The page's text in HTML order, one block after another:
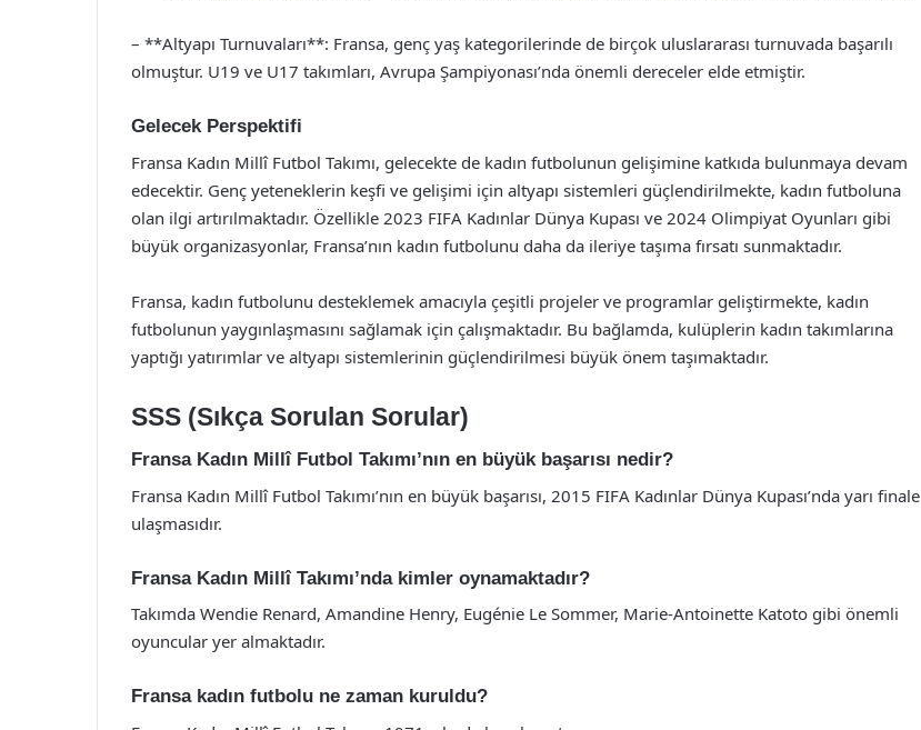
– **Altyapı Turnuvaları**: Fransa, genç yaş kategorilerinde de birçok uluslararası turnuvada başarılı
olmuştur. U19 ve U17 takımları, Avrupa Şampiyonası’nda önemli dereceler elde etmiştir.
Gelecek Perspektifi
Fransa Kadın Millî Futbol Takımı, gelecekte de kadın futbolunun gelişimine katkıda bulunmaya devam
edecektir. Genç yeteneklerin keşfi ve gelişimi için altyapı sistemleri güçlendirilmekte, kadın futboluna
olan ilgi artırılmaktadır. Özellikle 2023 FIFA Kadınlar Dünya Kupası ve 2024 Olimpiyat Oyunları gibi
büyük organizasyonlar, Fransa’nın kadın futbolunu daha da ileriye taşıma fırsatı sunmaktadır.
Fransa, kadın futbolunu desteklemek amacıyla çeşitli projeler ve programlar geliştirmekte, kadın
futbolunun yaygınlaşmasını sağlamak için çalışmaktadır. Bu bağlamda, kulüplerin kadın takımlarına
yaptığı yatırımlar ve altyapı sistemlerinin güçlendirilmesi büyük önem taşımaktadır.
SSS (Sıkça Sorulan Sorular)
Fransa Kadın Millî Futbol Takımı’nın en büyük başarısı nedir?
Fransa Kadın Millî Futbol Takımı’nın en büyük başarısı, 2015 FIFA Kadınlar Dünya Kupası’nda yarı finale
ulaşmasıdır.
Fransa Kadın Millî Takımı’nda kimler oynamaktadır?
Takımda Wendie Renard, Amandine Henry, Eugénie Le Sommer, Marie-Antoinette Katoto gibi önemli
oyuncular yer almaktadır.
Fransa kadın futbolu ne zaman kuruldu?